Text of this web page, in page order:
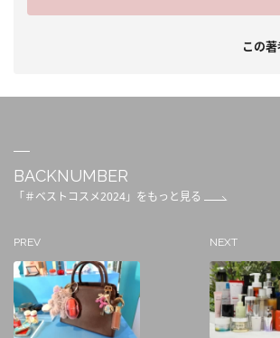
この
BACKNUMBER
「＃ベストコスメ2024」をもっと見る
PREV NEXT